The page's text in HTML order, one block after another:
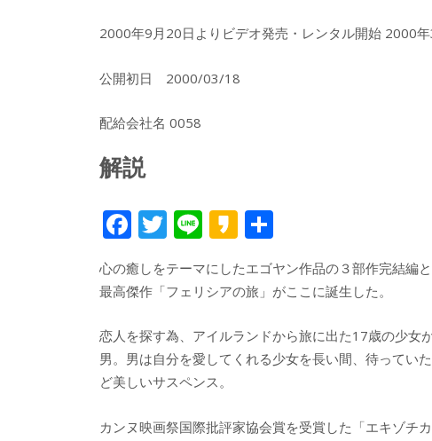
2000年9月20日よりビデオ発売・レンタル開始 2000
公開初日 2000/03/18
配給会社名 0058
解説
F
ac
e
b
o
o
k
T
itt
er
Li
e
K
k
a
o
心の癒しをテーマにしたエゴヤン作品の３部作完結編
最高傑作「フェリシアの旅」がここに誕生した。
恋人を探す為、アイルランドから旅に出た17歳の少女
男。男は自分を愛してくれる少女を長い間、待ってい
ど美しいサスペンス。
カンヌ映画祭国際批評家協会賞を受賞した「エキゾチ